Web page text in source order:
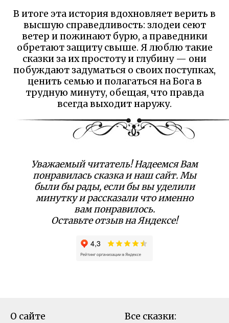
В итоге эта история вдохновляет верить в
высшую справедливость: злодеи сеют
ветер и пожинают бурю, а праведники
обретают защиту свыше. Я люблю такие
сказки за их простоту и глубину — они
побуждают задуматься о своих поступках,
ценить семью и полагаться на Бога в
трудную минуту, обещая, что правда
всегда выходит наружу.
Уважаемый читатель! Надеемся Вам
понравилась сказка и наш сайт. Мы
были бы рады, если бы вы уделили
минутку и рассказали что именно
вам понравилось.
Оставьте отзыв на Яндексе!
О сайте Все сказки: